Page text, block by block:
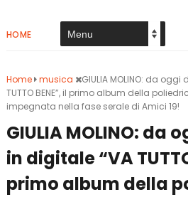
HOME
Home musica
GIULIA MOLINO: da
TUTTO BENE”, il primo album della
impegnata nella fase serale di Amici 19!
GIULIA MOLINO: da
in digitale “VA
primo album della